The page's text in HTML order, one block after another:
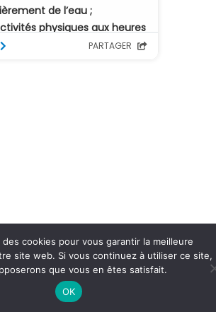
cookies pour vous garantir la meilleure
site web. Si vous continuez à utiliser ce site,
que vous en êtes satisfait.
OK